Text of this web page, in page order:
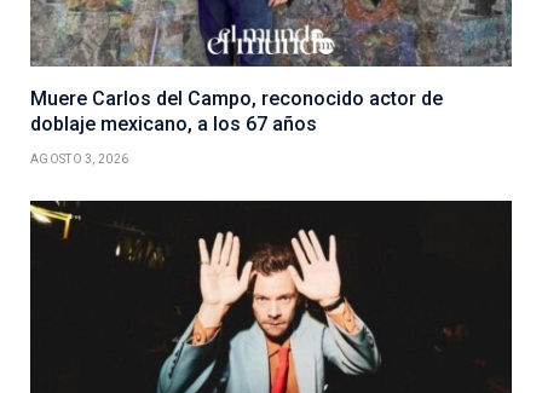
Muere Carlos del Campo, reconocido actor de
doblaje mexicano, a los 67 años
AGOSTO 3, 2026